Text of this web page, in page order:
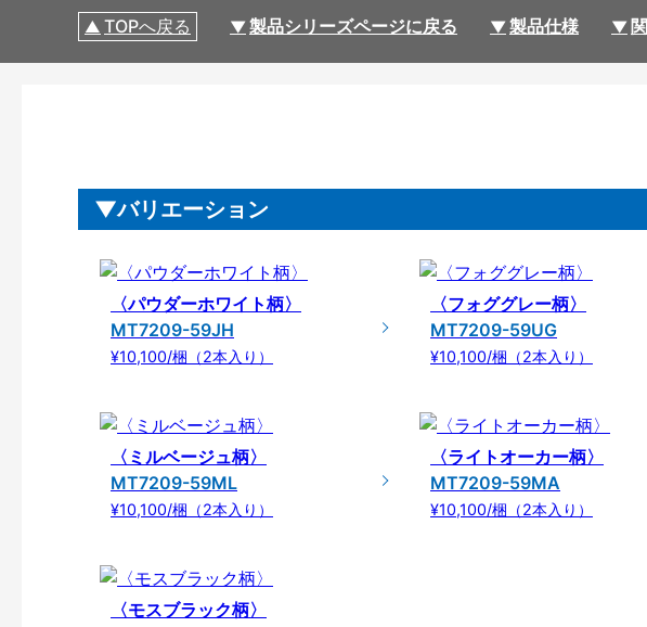
TOPへ戻る 製品シリーズページに戻る 製品仕様
バリエーション
〈パウダーホワイト柄〉
MT7209-59JH
¥10,100/梱（2本入り）
〈フォググレー柄〉
MT7209-59UG
¥10,100/梱（2本入り）
〈ミルベージュ柄〉
MT7209-59ML
¥10,100/梱（2本入り）
〈ライトオーカー柄〉
MT7209-59MA
¥10,100/梱（2本入り）
〈モスブラック柄〉